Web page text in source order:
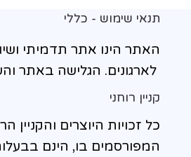
תנאי שימוש - כללי
לארגונים. הגלישה באתר
קניין רוחני
כל זכויות היוצרים